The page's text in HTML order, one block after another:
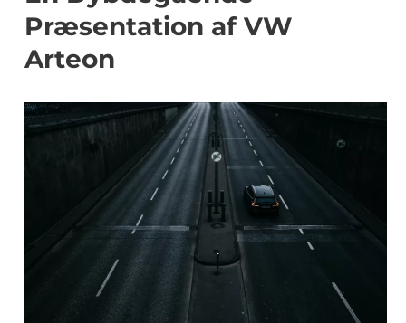
Præsentation af VW
Arteon